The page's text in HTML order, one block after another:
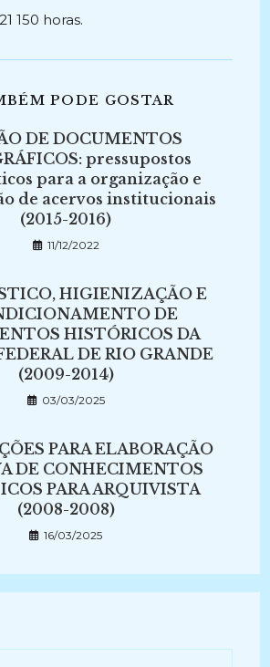
150 horas.
PODE GOSTAR
DE DOCUMENTOS
pressupostos
para a organização e
de acervos institucionais
(2015-2016)
11/12/2022
HIGIENIZAÇÃO E
DE
HISTÓRICOS DA
DE RIO GRANDE
(2009-2014)
03/03/2025
PARA ELABORAÇÃO
DE CONHECIMENTOS
PARA ARQUIVISTA
(2008-2008)
16/03/2025